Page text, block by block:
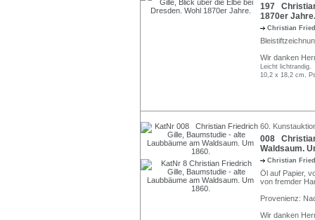
197
1870er Jahre.
Christian
Wir danken
Leicht lichtrandig.
10,2 x 18,2 cm,
60.
008
Waldsaum.
Christian
Öl auf Papier,
von fremder
Provenienz:
Wir danken